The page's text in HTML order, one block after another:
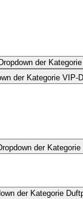
der
der Kategorie VIP-
der
der Kategorie